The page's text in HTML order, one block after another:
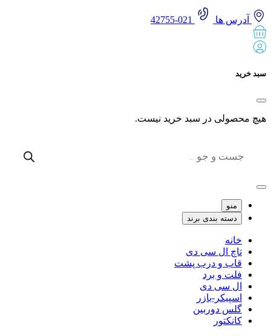
آدرس ها
خرید
محصولی در سبد خرید نیست.
منو
دسته بندی برند
خانه
تاچ ال سی دی
قاب و درب پشت
فلت و برد
ال سی دی
اسپیکر-بازر
گلس دوربین
کانکتور